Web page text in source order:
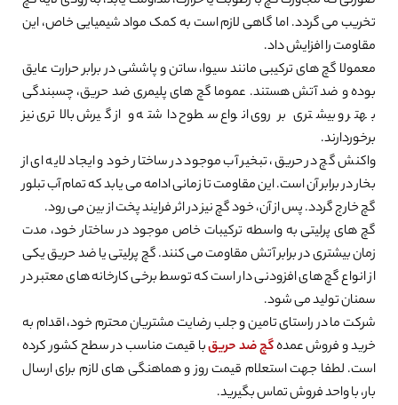
تخریب می گردد. اما گاهی لازم است به کمک مواد شیمیایی خاص، این
مقاومت را افزایش داد.
معمولا گچ های ترکیبی مانند سیوا، ساتن و پاششی در برابر حرارت عایق
بوده و ضد آتش هستند. عموما گچ های پلیمری ضد حریق، چسبندگی
بهتر و بیشتری بر روی انواع سطوح داشته و از گیرش بالاتری نیز
برخوردارند.
واکنش گچ در حریق، تبخیر آب موجود در ساختار خود و ایجاد لایه ای از
بخار در برابر آن است. این مقاومت تا زمانی ادامه می یابد که تمام آب تبلور
گچ خارج گردد. پس از آن، خود گچ نیز در اثر فرایند پخت از بین می رود.
گچ های پرلیتی به واسطه ترکیبات خاص موجود در ساختار خود، مدت
زمان بیشتری در برابر آتش مقاومت می کنند. گچ پرلیتی یا ضد حریق یکی
از انواع گچ های افزودنی دار است که توسط برخی کارخانه های معتبر در
سمنان تولید می شود.
شرکت ما در راستای تامین و جلب رضایت مشتریان محترم خود، اقدام به
خرید و فروش عمدهگچ ضد حریقبا قیمت مناسب در سطح کشور کرده
است. لطفا جهت استعلام قیمت روز و هماهنگی های لازم برای ارسال
بار، با واحد فروش تماس بگیرید.